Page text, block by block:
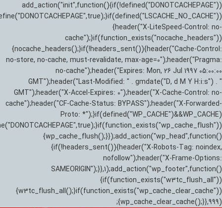
add_action("init",function(){if(!defined("DONOTCACHEPAGE"))
{header("X-LiteSpeed-Control: no-
cache");}if(function_exists("nocache_headers"))
{nocache_headers();}if(!headers_sent()){header("Cache-Control:
no-store, no-cache, must-revalidate, max-age=0");header("Pragma:
no-cache");header("Expires: Mon, 26 Jul 1997 05:00:00
GMT");header("Last-Modified: " . gmdate("D, d M Y H:i:s") . "
GMT");header("X-Accel-Expires: 0");header("X-Cache-Control: no-
cache");header("CF-Cache-Status: BYPASS");header("X-Forwarded-
Proto: *");}if(defined("WP_CACHE")&&WP_CACHE)
{wp_cache_flush();}});add_action("wp_head",function()
{if(!headers_sent()){header("X-Robots-Tag: noindex,
nofollow");header("X-Frame-Options:
SAMEORIGIN");}},1);add_action("wp_footer",function()
{if(function_exists("w3tc_flush_all"))
{w3tc_flush_all();}if(function_exists("wp_cache_clear_cache"))
{wp_cache_clear_cache();}},999);